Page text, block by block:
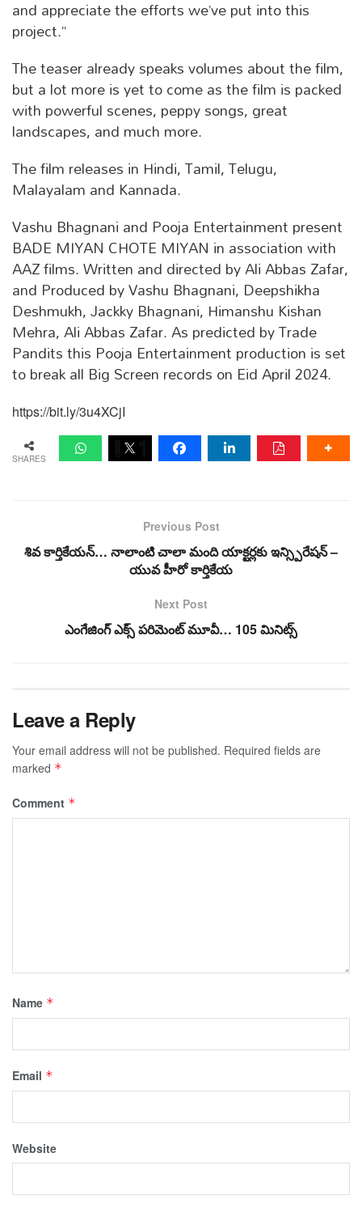
and appreciate the efforts we’ve put into this
project.”
The teaser already speaks volumes about the film,
but a lot more is yet to come as the film is packed
with powerful scenes, peppy songs, great
landscapes, and much more.
The film releases in Hindi, Tamil, Telugu,
Malayalam and Kannada.
Vashu Bhagnani and Pooja Entertainment present
BADE MIYAN CHOTE MIYAN in association with
AAZ films. Written and directed by Ali Abbas Zafar,
and Produced by Vashu Bhagnani, Deepshikha
Deshmukh, Jackky Bhagnani, Himanshu Kishan
Mehra, Ali Abbas Zafar. As predicted by Trade
Pandits this Pooja Entertainment production is set
to break all Big Screen records on Eid April 2024.
https://bit.ly/3u4XCjI
SHARES
Previous Post
శివ కార్తికేయన్… నాలాంటి చాలా మంది యాక్టర్లకు ఇన్స్పిరేషన్ –
యువ హీరో కార్తికేయ
Next Post
ఎంగేజింగ్ ఎక్స్ పరిమెంట్ మూవీ… 105 మినిట్స్
Leave a Reply
Your email address will not be published. Required fields are
marked *
Comment *
Name *
Email *
Website